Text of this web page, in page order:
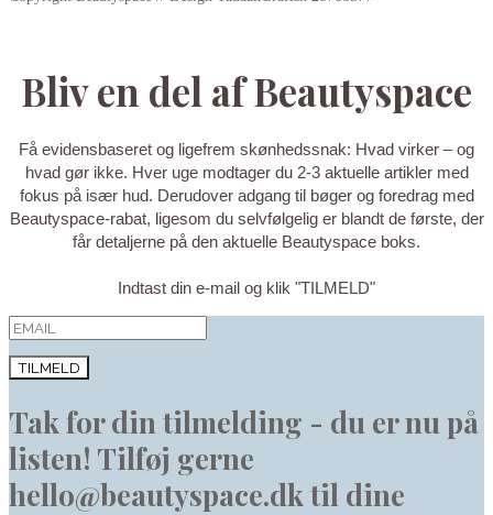
Bliv en del af Beautyspace
Få evidensbaseret og ligefrem skønhedssnak: Hvad virker – og
hvad gør ikke. Hver uge modtager du 2-3 aktuelle artikler med
fokus på især hud. Derudover adgang til bøger og foredrag med
Beautyspace-rabat, ligesom du selvfølgelig er blandt de første, der
får detaljerne på den aktuelle Beautyspace boks.
Indtast din e-mail og klik "TILMELD"
TILMELD
Tak for din tilmelding - du er nu på
listen! Tilføj gerne
hello@beautyspace.dk til dine